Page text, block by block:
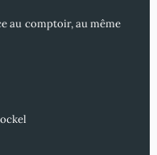
au comptoir,au même